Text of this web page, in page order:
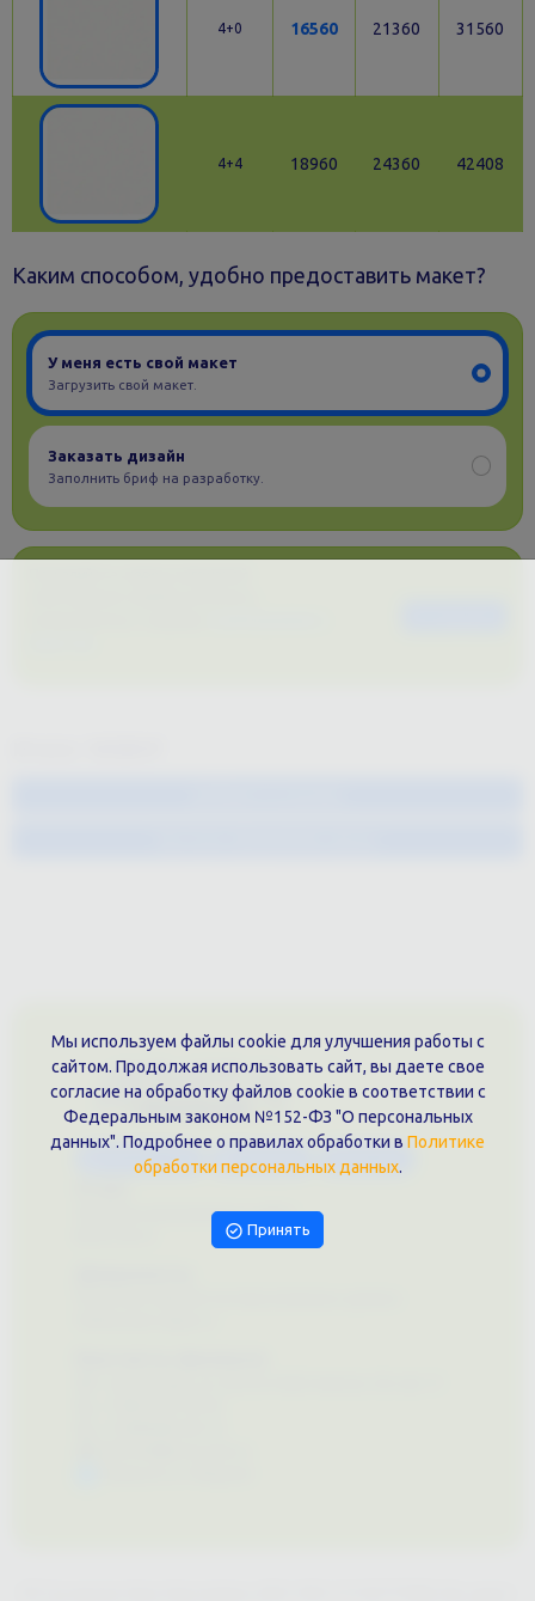
4+0 16560 21360 31560
4+4 18960 24360 42408
Каким способом, удобно предоставить макет?
У меня есть свой макет
Загрузить свой макет.
Заказать дизайн
Заполнить бриф на разработку.
Каталог услуг
Примеры выполненных работ
Мы используем файлы cookie для улучшения работы с
сайтом. Продолжая использовать сайт, вы даете свое
согласие на обработку файлов cookie в соответствии с
Федеральным законом №152-ФЗ "О персональных
данных". Подробнее о правилах обработки в Политике
обработки персональных данных.
Принять